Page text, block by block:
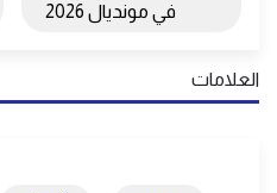
في مونديال 2026
العلامات